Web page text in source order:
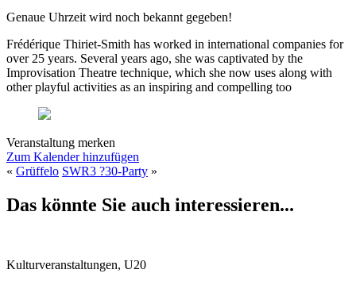
Genaue Uhrzeit wird noch bekannt gegeben!
Frédérique Thiriet-Smith has worked in international companies for
over 25 years. Several years ago, she was captivated by the
Improvisation Theatre technique, which she now uses along with
other playful activities as an inspiring and compelling too
Veranstaltung merken
Zum Kalender hinzufügen
« Grüffelo SWR3 ?30-Party »
Das könnte Sie auch interessieren...
Kulturveranstaltungen, U20